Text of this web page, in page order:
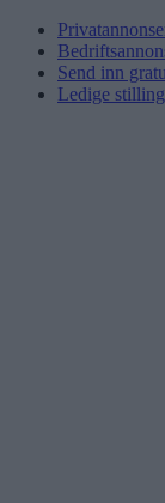
Send inn
Ledige